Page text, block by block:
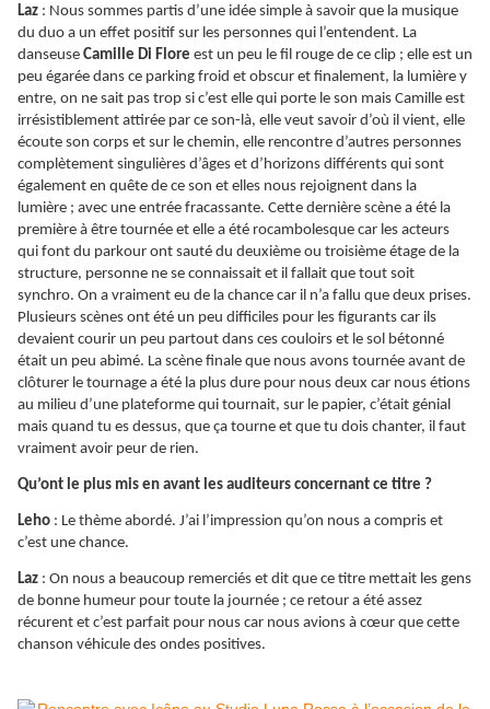
Laz : Nous sommes partis d’une idée simple à savoir que la musique
du duo a un effet positif sur les personnes qui l’entendent. La
danseuse Camille Di Flore est un peu le fil rouge de ce clip ; elle est un
peu égarée dans ce parking froid et obscur et finalement, la lumière y
entre, on ne sait pas trop si c’est elle qui porte le son mais Camille est
irrésistiblement attirée par ce son-là, elle veut savoir d’où il vient, elle
écoute son corps et sur le chemin, elle rencontre d’autres personnes
complètement singulières d’âges et d’horizons différents qui sont
également en quête de ce son et elles nous rejoignent dans la
lumière ; avec une entrée fracassante. Cette dernière scène a été la
première à être tournée et elle a été rocambolesque car les acteurs
qui font du parkour ont sauté du deuxième ou troisième étage de la
structure, personne ne se connaissait et il fallait que tout soit
synchro. On a vraiment eu de la chance car il n’a fallu que deux prises.
Plusieurs scènes ont été un peu difficiles pour les figurants car ils
devaient courir un peu partout dans ces couloirs et le sol bétonné
était un peu abimé. La scène finale que nous avons tournée avant de
clôturer le tournage a été la plus dure pour nous deux car nous étions
au milieu d’une plateforme qui tournait, sur le papier, c’était génial
mais quand tu es dessus, que ça tourne et que tu dois chanter, il faut
vraiment avoir peur de rien.
Qu’ont le plus mis en avant les auditeurs concernant ce titre ?
Leho : Le thème abordé. J’ai l’impression qu’on nous a compris et
c’est une chance.
Laz : On nous a beaucoup remerciés et dit que ce titre mettait les gens
de bonne humeur pour toute la journée ; ce retour a été assez
récurent et c’est parfait pour nous car nous avions à cœur que cette
chanson véhicule des ondes positives.